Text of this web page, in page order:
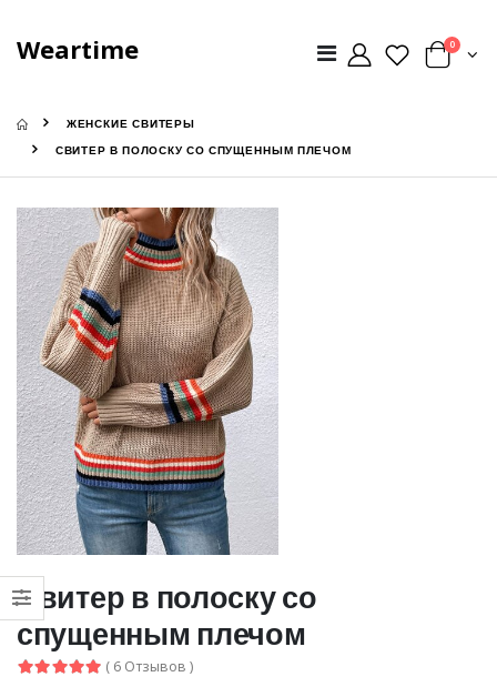
Weartime 0
ЖЕНСКИЕ СВИТЕРЫ
СВИТЕР В ПОЛОСКУ СО СПУЩЕННЫМ ПЛЕЧОМ
Свитер в полоску со
спущенным плечом
( 6 Отзывов )